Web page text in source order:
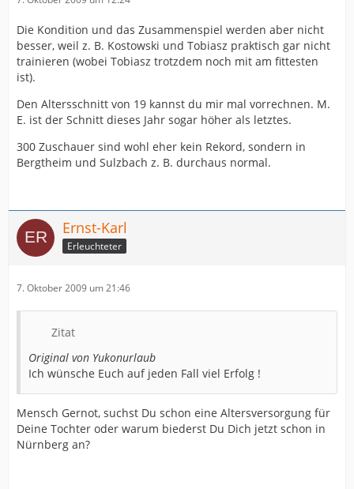
Die Kondition und das Zusammenspiel werden aber nicht
besser, weil z. B. Kostowski und Tobiasz praktisch gar nicht
trainieren (wobei Tobiasz trotzdem noch mit am fittesten
ist).
Den Altersschnitt von 19 kannst du mir mal vorrechnen. M.
E. ist der Schnitt dieses Jahr sogar höher als letztes.
300 Zuschauer sind wohl eher kein Rekord, sondern in
Bergtheim und Sulzbach z. B. durchaus normal.
Ernst-Karl
Erleuchteter
7. Oktober 2009 um 21:46
Zitat
Original von Yukonurlaub
Ich wünsche Euch auf jeden Fall viel Erfolg !
Mensch Gernot, suchst Du schon eine Altersversorgung für
Deine Tochter oder warum biederst Du Dich jetzt schon in
Nürnberg an?